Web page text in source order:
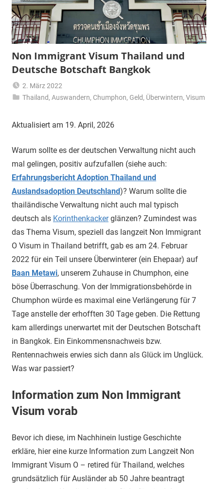
Non Immigrant Visum Thailand und
Deutsche Botschaft Bangkok
2. März 2022
Matt
Thailand,Auswandern, Chumphon, Geld, Überwintern,Visum
Aktualisiert am 19. April, 2026
Warum sollte es der deutschen Verwaltung nicht auch
mal gelingen, positiv aufzufallen (siehe auch:
Erfahrungsbericht Adoption Thailand und
Auslandsadoption Deutschland)? Warum sollte die
thailändische Verwaltung nicht auch mal typisch
deutsch als Korinthenkackerglänzen? Zumindest was
das Thema Visum, speziell das langzeit Non Immigrant
O Visum in Thailand betrifft, gab es am 24. Februar
2022 für ein Teil unsere Überwinterer (ein Ehepaar) auf
Baan Metawi, unserem Zuhause in Chumphon, eine
böse Überraschung. Von der Immigrationsbehörde in
Chumphon würde es maximal eine Verlängerung für 7
Tage anstelle der erhofften 30 Tage geben. Die Rettung
kam allerdings unerwartet mit der Deutschen Botschaft
in Bangkok. Ein Einkommensnachweis bzw.
Rentennachweis erwies sich dann als Glück im Unglück.
Was war passiert?
Information zum Non Immigrant
Visum vorab
Bevor ich diese, im Nachhinein lustige Geschichte
erkläre, hier eine kurze Information zum Langzeit Non
Immigrant Visum O – retired für Thailand, welches
grundsätzlich für Ausländer ab 50 Jahre beantragt